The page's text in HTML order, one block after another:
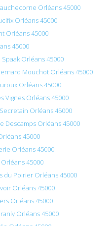
Orléans 45000
Orléans 45000
Orléans 45000
45000
Orléans 45000
Mouchot Orléans 45000
Orléans 45000
Vignes Orléans 45000
Orléans 45000
Descamps Orléans 45000
45000
Orléans 45000
45000
du Poirier Orléans 45000
Orléans 45000
Orléans 45000
Orléans 45000